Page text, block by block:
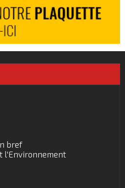
bref
l'Environnement